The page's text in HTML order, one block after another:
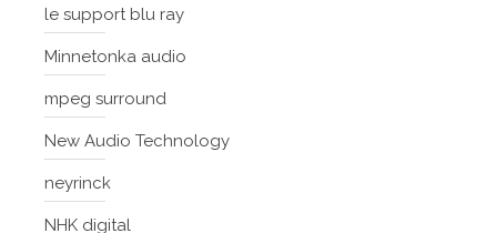
le support blu ray
Minnetonka audio
mpeg surround
New Audio Technology
neyrinck
NHK digital